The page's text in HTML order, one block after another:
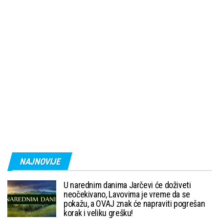
NAJNOVIJE
U narednim danima Jarčevi će doživeti
neočekivano, Lavovima je vreme da se
pokažu, a OVAJ znak će napraviti pogrešan
korak i veliku grešku!